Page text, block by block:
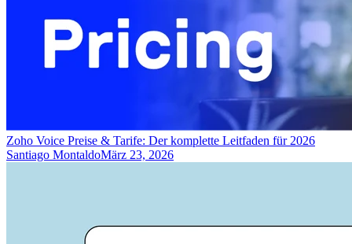
Zoho Voice Preise & Tarife: Der komplette Leitfaden für 2026
Santiago MontaldoMärz 23, 2026